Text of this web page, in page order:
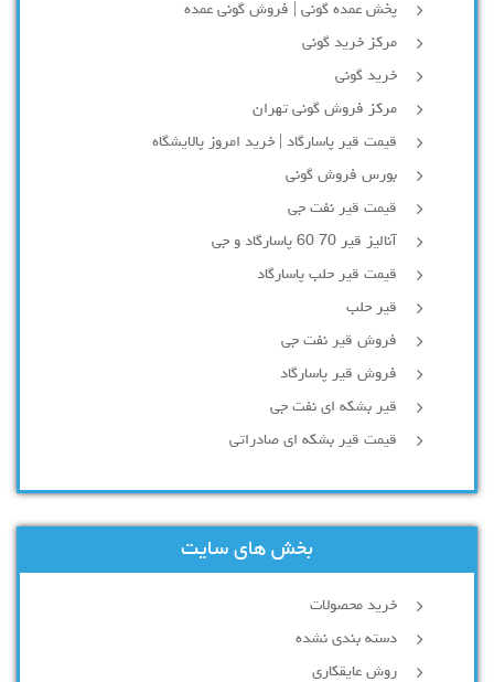
پخش عمده گونی | فروش گونی عمده
مرکز خرید گونی
خرید گونی
مرکز فروش گونی تهران
قیمت قیر پاسارگاد | خرید امروز پالایشگاه
بورس فروش گونی
قیمت قیر نفت جی
آنالیز قیر 70 60 پاسارگاد و جی
قیمت قیر حلب پاسارگاد
قیر حلب
فروش قیر نفت جی
فروش قیر پاسارگاد
قیر بشکه ای نفت جی
قیمت قیر بشکه ای صادراتی
بخش های سایت
خرید محصولات
دسته بندی نشده
روش عایقکاری